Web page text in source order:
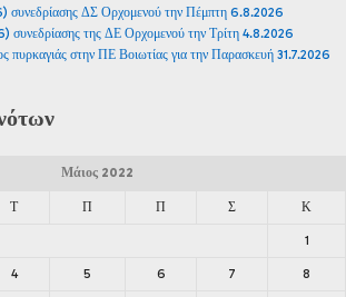
συνεδρίασης ΔΣ Ορχομενού την Πέμπτη 6.8.2026
συνεδρίασης της ΔΕ Ορχομενού την Τρίτη 4.8.2026
πυρκαγιάς στην ΠΕ Βοιωτίας για την Παρασκευή 31.7.2026
Μάιος 2022
Τ Π Π Σ Κ
1
4 5 6 7 8